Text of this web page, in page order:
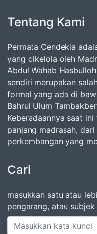
Tentang Kami
Permata Cendekia
yang dikelola oleh
Abdul Wahab
sendiri merupakan
formal yang ada di
Bahrul Ulum
Keberadaannya saat
panjang madrasah,
perkembangan yang
Cari
masukkan satu atau
pengarang, atau subjek